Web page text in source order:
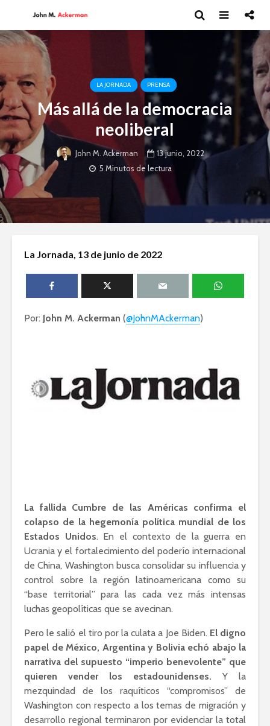
LA JORNADA PRENSA
Más allá de la democracia
neoliberal
John M. Ackerman
13 junio, 2022
5 Minutos de lectura
La Jornada, 13 de junio de 2022
Por: John M. Ackerman (@JohnMAckerman)
La fallida Cumbre de las Américas confirma el
colapso de la hegemonía política mundial de los
Estados Unidos. En el contexto de la guerra en
Ucrania y el fortalecimiento del poderío internacional
de China, Washington busca consolidar su influencia y
control sobre la región latinoamericana como su
“base territorial” para las cada vez más intensas
luchas geopolíticas que se avecinan.
Pero le salió el tiro por la culata a Joe Biden. El digno
papel de México, Argentina y Bolivia echó abajo la
narrativa del supuesto “imperio benevolente” que
quieren vender los estadounidenses. Y la
mezquindad de los raquíticos “compromisos” de
Washington con respecto a los temas de migración y
desarrollo regional terminaron por evidenciar la total
arte del circo
movimiento
alma.
Una
que
justicia
la 4T
Debate entre John
Ackerman y Javier
Lozano con Julio
Astillero
La cumbre AMLO-
Trump
derecho
La
AMLO es
razón